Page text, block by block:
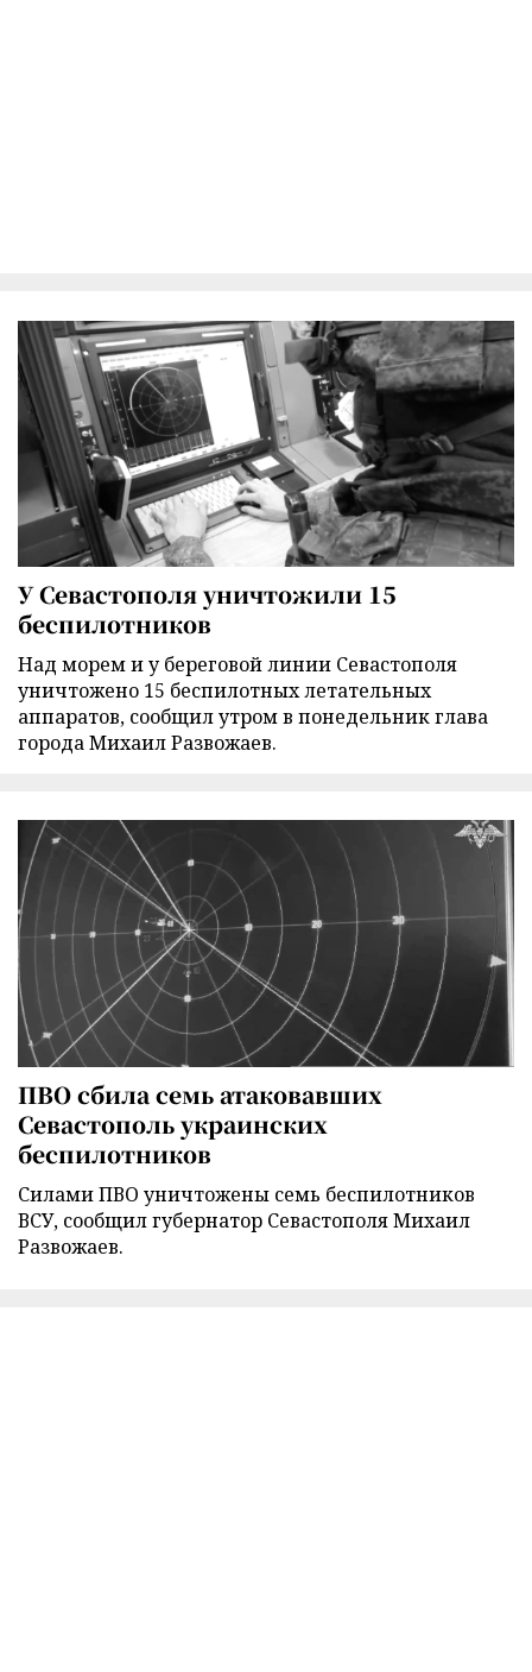
У Севастополя уничтожили 15
беспилотников
Над морем и у береговой линии Севастополя
уничтожено 15 беспилотных летательных
аппаратов, сообщил утром в понедельник глава
города Михаил Развожаев.
ПВО сбила семь атаковавших
Севастополь украинских
беспилотников
Силами ПВО уничтожены семь беспилотников
ВСУ, сообщил губернатор Севастополя Михаил
Развожаев.